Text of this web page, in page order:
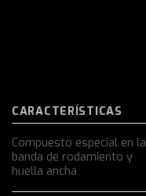
CARACTERÍSTICAS
Compuesto especial en la
banda de rodamiento y
huella ancha